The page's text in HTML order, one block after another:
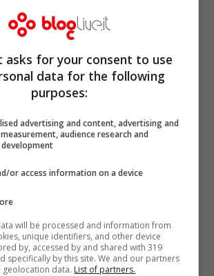
una Roma decadente e
come questo che si cerca
bellezza autentica, quella
mai.
infatti, è testimone di
nel fascino del
come sfondo la magia
asks for your consent to use
data for the following
purposes:
advertising and content, advertising and
audience research and
development
or access information on a device
will be processed and information from
unique identifiers, and other device
by, accessed by and shared with 319
specifically by this site. We and our partners
geolocation data. List of partners.